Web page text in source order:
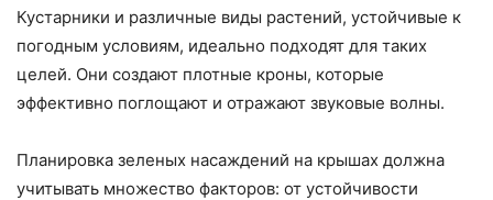
Кустарники и различные виды растений, устойчивые к
погодным условиям, идеально подходят для таких
целей. Они создают плотные кроны, которые
эффективно поглощают и отражают звуковые волны.
Планировка зеленых насаждений на крышах должна
учитывать множество факторов: от устойчивости